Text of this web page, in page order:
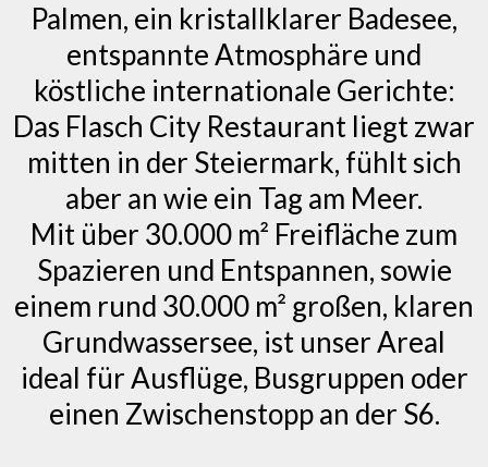
Palmen, ein kristallklarer Badesee,
entspannte Atmosphäre und
köstliche internationale Gerichte:
Das Flasch City Restaurant liegt zwar
mitten in der Steiermark, fühlt sich
aber an wie ein Tag am Meer.
Mit über 30.000 m² Freifläche zum
Spazieren und Entspannen, sowie
einem rund 30.000 m² großen, klaren
Grundwassersee, ist unser Areal
ideal für Ausflüge, Busgruppen oder
einen Zwischenstopp an der S6.